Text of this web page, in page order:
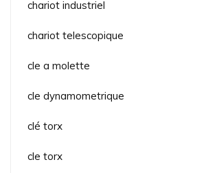
chariot industriel
chariot telescopique
cle a molette
cle dynamometrique
clé torx
cle torx